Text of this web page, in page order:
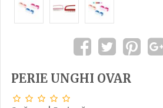
PERIE UNGHI OVAR